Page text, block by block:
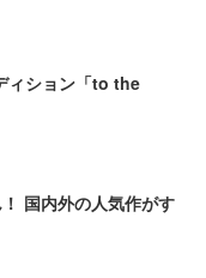
ィション「to the
国内外の人気作がす